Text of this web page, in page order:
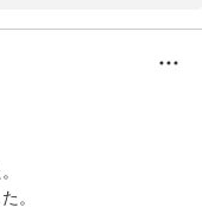
と上の子は大変喜んでい
たところもあると思いま
たたかく、親切丁寧で本
トと重なってしまい、
かったため、お部屋が
りませんでした。
メインで担当してお
。
。